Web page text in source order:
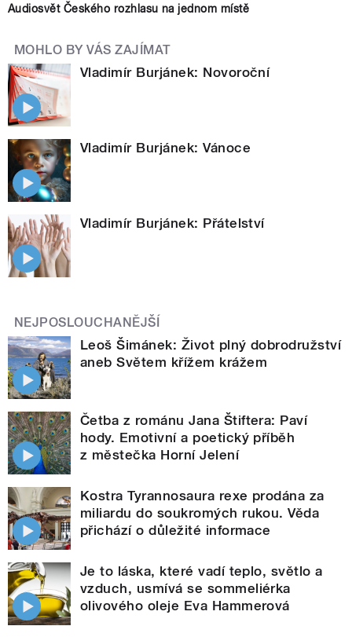
Audiosvět Českého rozhlasu na jednom místě
MOHLO BY VÁS ZAJÍMAT
Vladimír Burjánek: Novoroční
Vladimír Burjánek: Vánoce
Vladimír Burjánek: Přátelství
NEJPOSLOUCHANĚJŠÍ
Leoš Šimánek: Život plný dobrodružství
aneb Světem křížem krážem
Četba z románu Jana Štiftera: Paví
hody. Emotivní a poetický příběh
z městečka Horní Jelení
Kostra Tyrannosaura rexe prodána za
miliardu do soukromých rukou. Věda
přichází o důležité informace
Je to láska, které vadí teplo, světlo a
vzduch, usmívá se sommeliérka
olivového oleje Eva Hammerová